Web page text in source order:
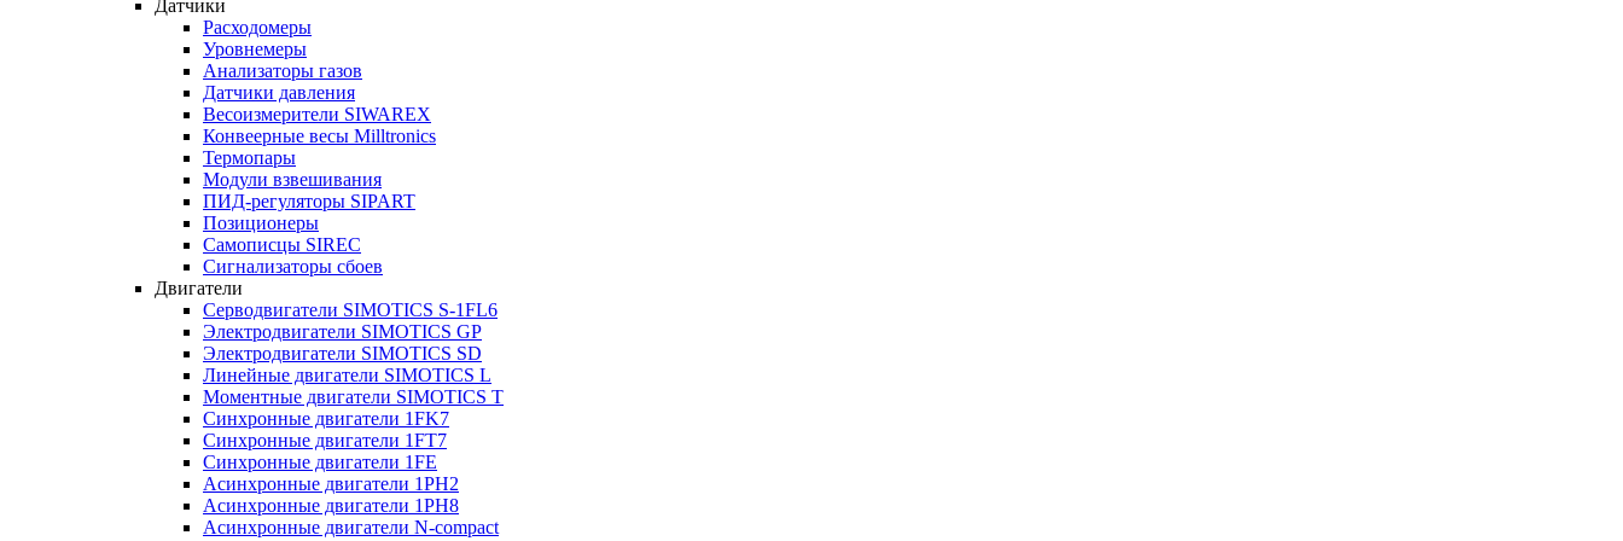
Датчики
Расходомеры
Уровнемеры
Анализаторы газов
Датчики давления
Весоизмерители SIWAREX
Конвеерные весы Milltronics
Термопары
Модули взвешивания
ПИД-регуляторы SIPART
Позиционеры
Самописцы SIREC
Сигнализаторы сбоев
Двигатели
Серводвигатели SIMOTICS S-1FL6
Электродвигатели SIMOTICS GP
Электродвигатели SIMOTICS SD
Линейные двигатели SIMOTICS L
Моментные двигатели SIMOTICS T
Синхронные двигатели 1FK7
Синхронные двигатели 1FT7
Синхронные двигатели 1FE
Асинхронные двигатели 1PH2
Асинхронные двигатели 1PH8
Асинхронные двигатели N-compact